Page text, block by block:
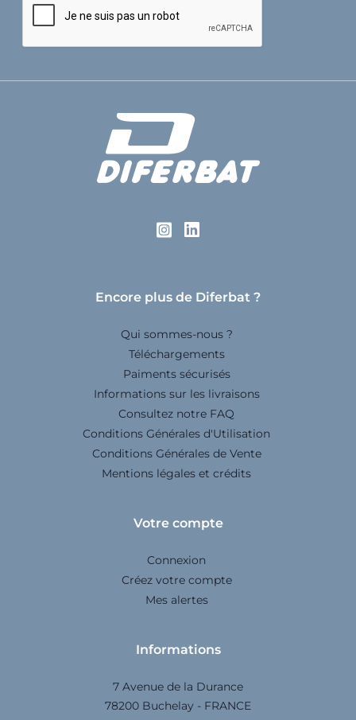
Encore plus de Diferbat ?
Qui sommes-nous ?
Téléchargements
Paiments sécurisés
Informations sur les livraisons
Consultez notre FAQ
Conditions Générales d'Utilisation
Conditions Générales de Vente
Mentions légales et crédits
Votre compte
Connexion
Créez votre compte
Mes alertes
Informations
7 Avenue de la Durance
78200 Buchelay - FRANCE